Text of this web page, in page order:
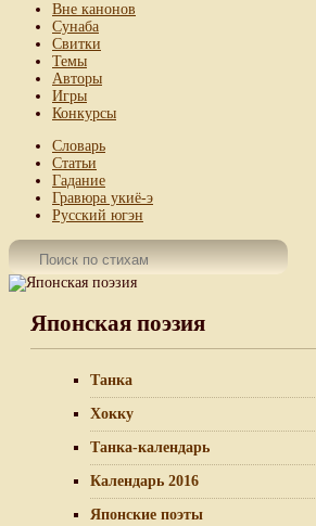
Вне канонов
Сунаба
Свитки
Темы
Авторы
Игры
Конкурсы
Словарь
Статьи
Гадание
Гравюра укиё-э
Русский югэн
Японская поэзия
Танка
Хокку
Танка-календарь
Календарь 2016
Японские поэты